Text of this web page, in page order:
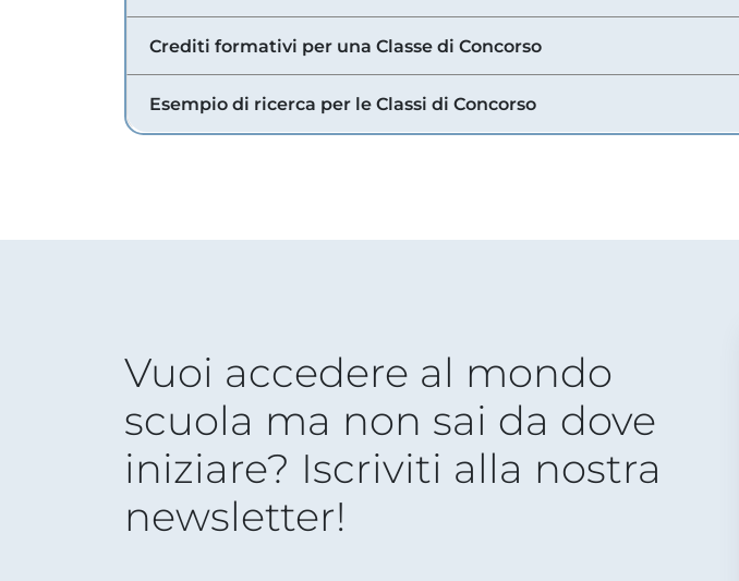
Crediti formativi per una Classe di Concorso
Esempio di ricerca per le Classi di Concorso
Vuoi accedere al mondo
scuola ma non sai da dove
iniziare? Iscriviti alla nostra
newsletter!